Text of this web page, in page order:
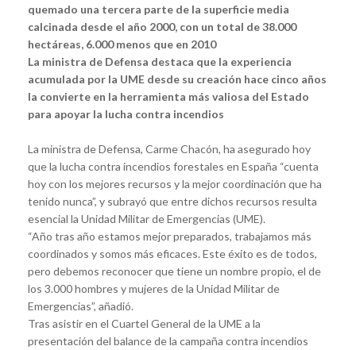
quemado una tercera parte de la superficie media
calcinada desde el año 2000, con un total de 38.000
hectáreas, 6.000 menos que en 2010
La ministra de Defensa destaca que la experiencia
acumulada por la UME desde su creación hace cinco años
la convierte en la herramienta más valiosa del Estado
para apoyar la lucha contra incendios
La ministra de Defensa, Carme Chacón, ha asegurado hoy
que la lucha contra incendios forestales en España “cuenta
hoy con los mejores recursos y la mejor coordinación que ha
tenido nunca”, y subrayó que entre dichos recursos resulta
esencial la Unidad Militar de Emergencias (UME).
“Año tras año estamos mejor preparados, trabajamos más
coordinados y somos más eficaces. Este éxito es de todos,
pero debemos reconocer que tiene un nombre propio, el de
los 3.000 hombres y mujeres de la Unidad Militar de
Emergencias”, añadió.
Tras asistir en el Cuartel General de la UME a la
presentación del balance de la campaña contra incendios